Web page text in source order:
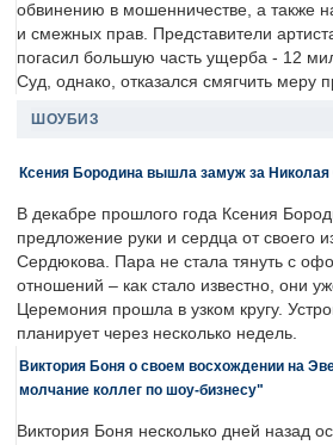
обвинению в мошенничестве, а также
и смежных прав. Представители
погасил большую часть ущерба - 12
Суд, однако, отказался смягчить меру
ШОУБИЗ
Ксения Бородина вышла замуж за
В декабре прошлого года Ксения
предложение руки и сердца от своего
Сердюкова. Пара не стала тянуть с
отношений – как стало известно, они
Церемония прошла в узком кругу.
планирует через несколько недель.
Виктория Боня о своем восхождении на
молчание коллег по шоу-бизнесу"
Виктория Боня несколько дней назад